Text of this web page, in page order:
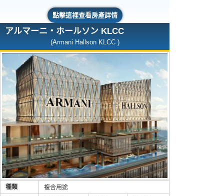
點擊這裡查看房產詳情
アルマーニ・ホールソン KLCC
(Armani Hallson KLCC )
種類
複合用途